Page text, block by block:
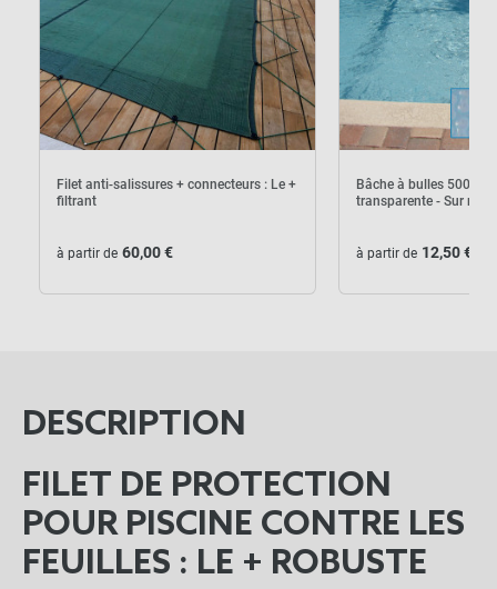
Filet anti-salissures + connecteurs : Le +
filtrant
à partir de 60,00 €
Bâche à bulles 500µ
transparente - Sur
à partir de 12,50 €
DESCRIPTION
FILET DE PROTECTION
POUR PISCINE CONTRE LES
FEUILLES : LE + ROBUSTE